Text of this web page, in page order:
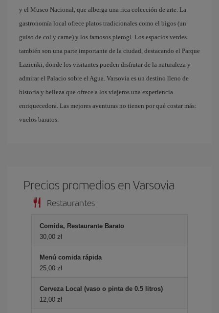
y el Museo Nacional, que alberga una rica colección de arte. La
gastronomía local ofrece platos tradicionales como el bigos (un
guiso de col y carne) y los famosos pierogi. Los espacios verdes
también son una parte importante de la ciudad, destacando el Parque
Łazienki, donde los visitantes pueden disfrutar de la naturaleza y
admirar el Palacio sobre el Agua. Varsovia es un destino lleno de
historia y belleza que ofrece a los viajeros una experiencia
enriquecedora. Las mejores aventuras no tienen por qué costar más:
vuelos baratos.
Precios promedios en Varsovia
Restaurantes
Comida, Restaurante Barato
30,00 zł
Menú comida rápida
25,00 zł
Cerveza Local (vaso o pinta de 0.5 litros)
12,00 zł